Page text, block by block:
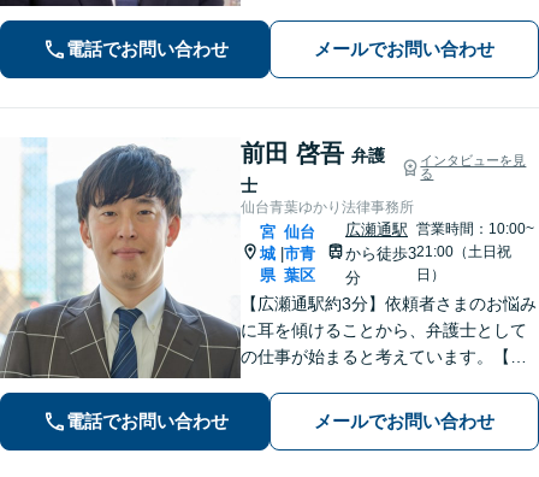
電話でお問い合わせ メールでお問い合わせ
前田 啓吾 弁護
士
インタビューを見
る
仙台青葉ゆかり法律事務所
宮
城
県
|
仙台
市青
葉区
広瀬通駅
から徒歩3
分
営業時間：10:00~
21:00（土日祝
日）
【広瀬通駅約3分】依頼者さまのお悩み
に耳を傾けることから、弁護士として
の仕事が始まると考えています。【離
など男性からのご依頼多数【相続・遺
言】遺産分割などスムーズに解決【初
電話でお問い合わせ メールでお問い合わせ